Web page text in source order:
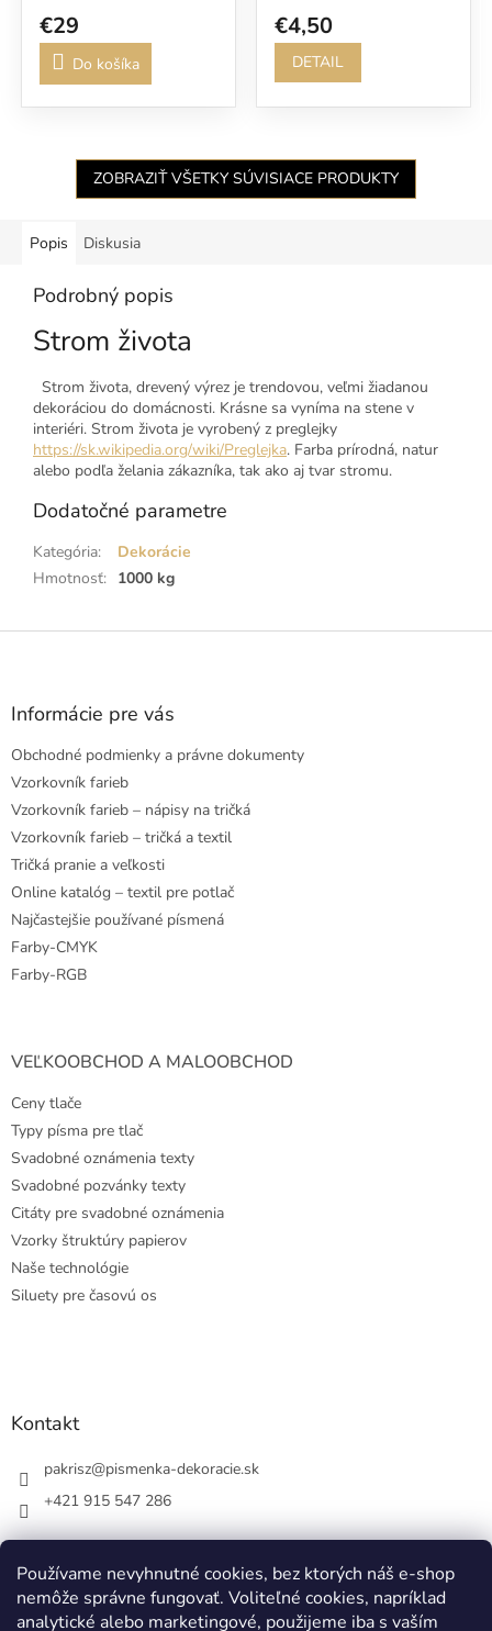
Používame nevyhnutné cookies, bez ktorých náš e-shop
nemôže správne fungovať. Voliteľné cookies, napríklad
analytické alebo marketingové, použijeme iba s vaším
€29
Do košíka
€4,50
DETAIL
ZOBRAZIŤ VŠETKY SÚVISIACE PRODUKTY
Popis Diskusia
Podrobný popis
Strom života
Strom života, drevený výrez je trendovou, veľmi žiadanou
dekoráciou do domácnosti. Krásne sa vyníma na stene v
interiéri. Strom života je vyrobený z preglejky
https://sk.wikipedia.org/wiki/Preglejka. Farba prírodná, natur
alebo podľa želania zákazníka, tak ako aj tvar stromu.
Dodatočné parametre
Kategória:
Dekorácie
Hmotnosť: 1000 kg
Z
Informácie pre vás
Obchodné podmienky a právne dokumenty
Vzorkovník farieb
Vzorkovník farieb – nápisy na tričká
Vzorkovník farieb – tričká a textil
Tričká pranie a veľkosti
Online katalóg – textil pre potlač
Najčastejšie používané písmená
Farby-CMYK
Farby-RGB
VEĽKOOBCHOD A MALOOBCHOD
Ceny tlače
Typy písma pre tlač
Svadobné oznámenia texty
Svadobné pozvánky texty
Citáty pre svadobné oznámenia
Vzorky štruktúry papierov
Naše technológie
Siluety pre časovú os
Kontakt
pakrisz@pismenka-dekoracie.sk
+421 915 547 286
Facebook